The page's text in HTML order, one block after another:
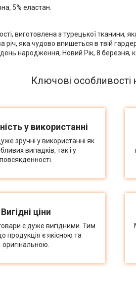
5% еластан.
виготовлена з турецької тканини,
річ, яка чудово впишеться в твій
народження, Новий Рік, 8 березня,
Ключові особливості
у використанні
зручні у використанні як
випадків, так і у
повсякденності.
Вигідні ціни
є дуже вигідними. Тим
продукція є якісною та
оригінальною.